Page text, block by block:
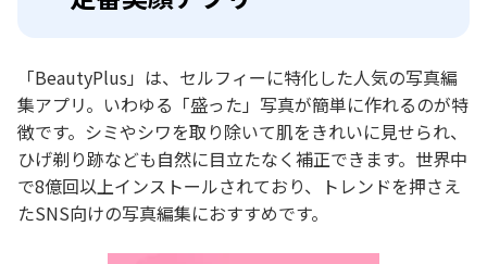
「BeautyPlus」は、セルフィーに特化した人気の写真編
集アプリ。いわゆる「盛った」写真が簡単に作れるのが特
徴です。シミやシワを取り除いて肌をきれいに見せられ、
ひげ剃り跡なども自然に目立たなく補正できます。世界中
で8億回以上インストールされており、トレンドを押さえ
たSNS向けの写真編集におすすめです。